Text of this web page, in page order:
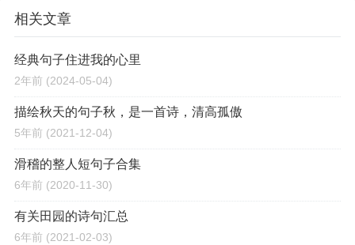
相关文章
经典句子住进我的心里
2年前 (2024-05-04)
描绘秋天的句子秋，是一首诗，清高孤傲
5年前 (2021-12-04)
滑稽的整人短句子合集
6年前 (2020-11-30)
有关田园的诗句汇总
6年前 (2021-02-03)